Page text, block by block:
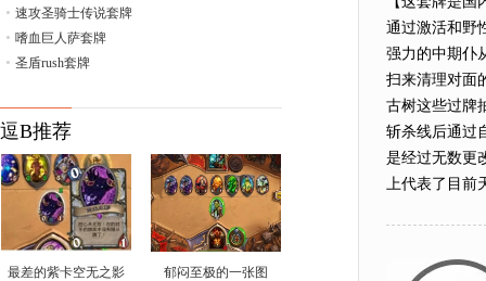
• 速攻圣骑士传说套牌
• 嗜血巨人萨套牌
• 圣盾rush套牌
逗B推荐
最差的紫卡空无之影 郁闷至极的一张图
通过激活和野
强力的中期仆
扫来清理对面
古树这些过牌
斩杀线后通过
是经过无数更
上代表了目前